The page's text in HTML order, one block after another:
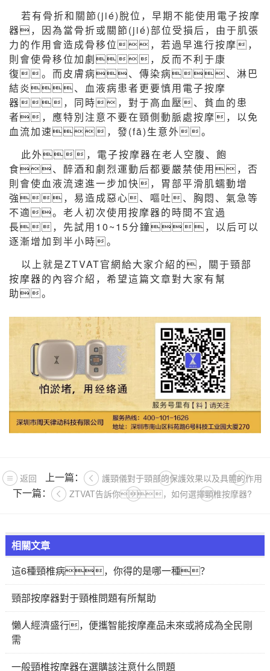
若有骨折和關節(jié)脫位，早期不能使用電子按摩
器，因為當骨折或關節(jié)部位受損后，由于肌張
力的作用會造成骨移位，若過早進行按摩，
則會使骨移位加劇，反而不利于康
復。而皮膚病、傳染病、淋巴
結炎、血液病患者更要慎用電子按摩
器，同時，對于高血壓、貧血的患
者，應特別注意不要在頸側動脈處按摩，以免
血流加速，發(fā)生意外。
此外，電子按摩器在老人空腹、飽
食、醉酒和劇烈運動后都要嚴禁使用，否
則會使血液流速進一步加快，胃部平滑肌蠕動增
強，易造成惡心、嘔吐、胸悶、氣急等
不適。老人初次使用按摩器的時間不宜過
長，先試用10~15分鐘，以后可以
逐漸增加到半小時。
以上就是ZTVAT官網給大家介紹的，關于頸部
按摩器的內容介紹，希望這篇文章對大家有幫
助。
返回 上一篇： 護頸儀對于頸部的保護效果以及具體的作用
下一篇： ZTVAT告訴你，如何選擇頸椎按摩器?
相關文章
這6種頸椎病，你得的是哪一種？
頸部按摩器對于頸椎問題有所幫助
懶人經濟盛行，便攜智能按摩產品未來或將成為全民剛
需
一般頸椎按摩器在選購該注意什么問題